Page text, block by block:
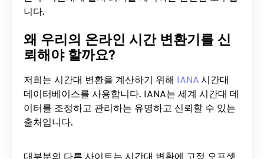
니다.
왜 우리의 온라인 시간 변환기를 신
뢰해야 할까요?
저희는 시간대 변환을 계산하기 위해 IANA 시간대
데이터베이스를 사용합니다. IANA는 세계 시간대 데
이터를 조정하고 관리하는 유명하고 신뢰할 수 있는
출처입니다.